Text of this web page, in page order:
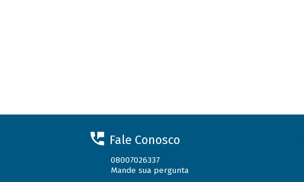
Fale Conosco
08007026337
Mande sua pergunta